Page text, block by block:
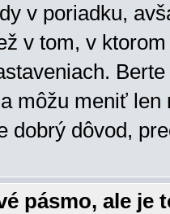
v poriadku,
v tom, v
môžu meniť
dobrý dôvod,
pásmo, ale je